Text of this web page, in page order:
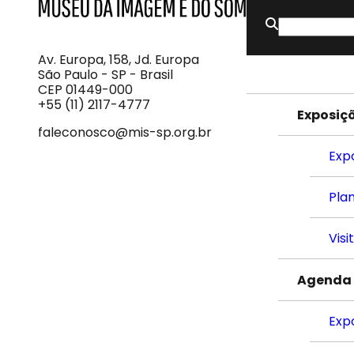
Imagem
e
do
Som
Av. Europa, 158, Jd. Europa
São Paulo - SP - Brasil
CEP 01449-000
+55 (11) 2117-4777
faleconosco@mis-sp.org.br
Buscar
por:
Agenda